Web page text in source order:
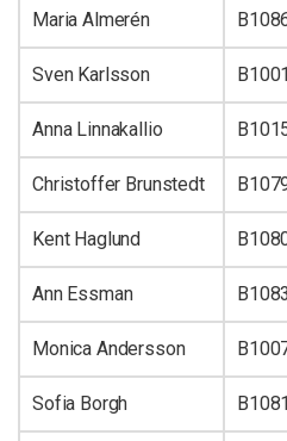
Maria Almerén
Sven Karlsson
Anna Linnakallio
Christoffer Brunstedt
Kent Haglund
Ann Essman
Monica Andersson
Sofia Borgh